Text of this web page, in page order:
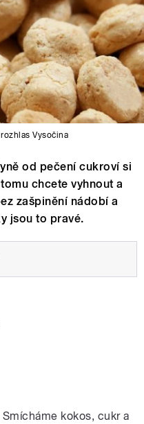
Vysočina
od pečení cukroví si
chcete vyhnout a
zašpinění nádobí a
jsou to pravé.
kokos, cukr a